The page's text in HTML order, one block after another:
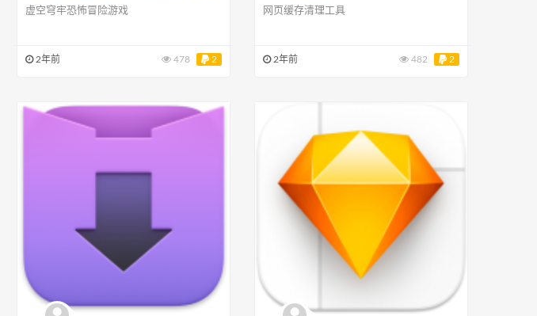
版
虚空穹牢恐怖冒险游戏
2年前 478 2
网页缓存清理工具
2年前 482 2